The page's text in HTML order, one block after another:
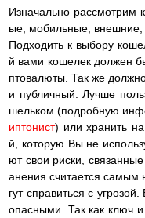
Изначально рассмотрим
ые, мобильные, внешние,
Подходить к выбору
й вами кошелек должен
птовалюты. Так же
и публичный. Лучше
шельком (подробную
иптонист) или хранить
й, которую Вы не
ют свои риски,
анения считается самым
гут справиться с
опасными. Так как ключ